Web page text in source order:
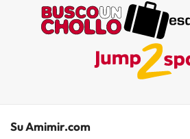
Su Amimir.com